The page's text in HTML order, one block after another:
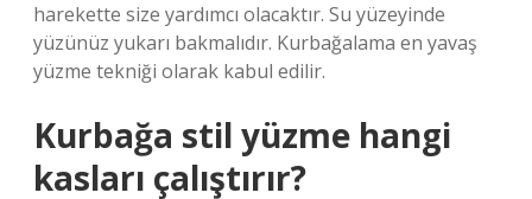
harekette size yardımcı olacaktır. Su yüzeyinde
yüzünüz yukarı bakmalıdır. Kurbağalama en yavaş
yüzme tekniği olarak kabul edilir.
Kurbağa stil yüzme hangi
kasları çalıştırır?